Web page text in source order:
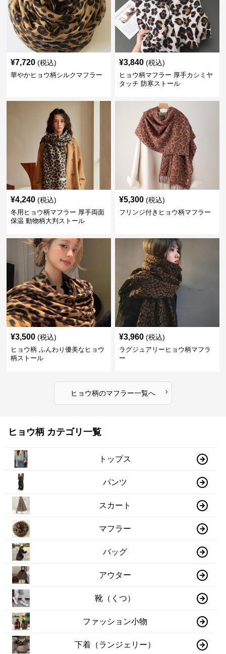
¥7,720 (税込)
華やかヒョウ柄シルクマフラー
¥3,840 (税込)
ヒョウ柄マフラー 厚手カシミヤ
タッチ 防寒ストール
¥4,240 (税込)
冬用ヒョウ柄マフラー 厚手両面
保温 動物柄大判ストール
¥5,300 (税込)
フリンジ付きヒョウ柄マフラー
¥3,500 (税込)
ヒョウ柄 ふんわり優美なヒョウ
柄ストール
¥3,960 (税込)
ラグジュアリーヒョウ柄マフラ
ー
ヒョウ柄のマフラー一覧へ ›
ヒョウ柄 カテゴリ一覧
トップス
パンツ
スカート
マフラー
バッグ
アウター
靴（くつ）
ファッション小物
下着（ランジェリー）